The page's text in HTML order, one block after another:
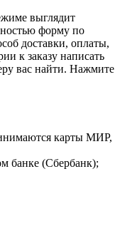
выглядит
форму по
доставки, оплаты,
к заказу написать
вас найти. Нажмите
карты МИР,
банке (Сбербанк);